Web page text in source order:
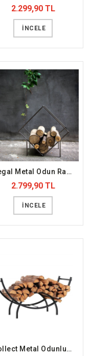
2.299,90 TL
İNCELE
Regal Metal Odun Rafı (DFFODN9)
2.799,90 TL
İNCELE
Collect Metal Odunluk (DFFODN2)